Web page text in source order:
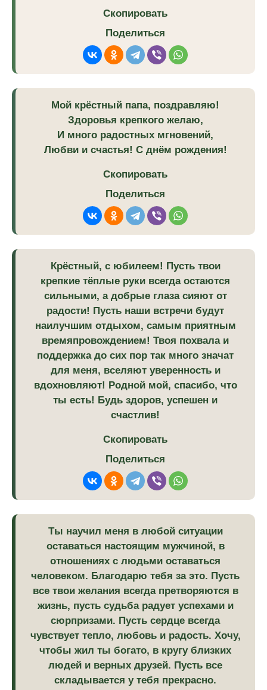
Скопировать
Поделиться
Мой крёстный папа, поздравляю!
Здоровья крепкого желаю,
И много радостных мгновений,
Любви и счастья! С днём рождения!
Скопировать
Поделиться
Крёстный, с юбилеем! Пусть твои
крепкие тёплые руки всегда остаются
сильными, а добрые глаза сияют от
радости! Пусть наши встречи будут
наилучшим отдыхом, самым приятным
времяпровождением! Твоя похвала и
поддержка до сих пор так много значат
для меня, вселяют уверенность и
вдохновляют! Родной мой, спасибо, что
ты есть! Будь здоров, успешен и
счастлив!
Скопировать
Поделиться
Ты научил меня в любой ситуации
оставаться настоящим мужчиной, в
отношениях с людьми оставаться
человеком. Благодарю тебя за это. Пусть
все твои желания всегда претворяются в
жизнь, пусть судьба радует успехами и
сюрпризами. Пусть сердце всегда
чувствует тепло, любовь и радость. Хочу,
чтобы жил ты богато, в кругу близких
людей и верных друзей. Пусть все
складывается у тебя прекрасно.